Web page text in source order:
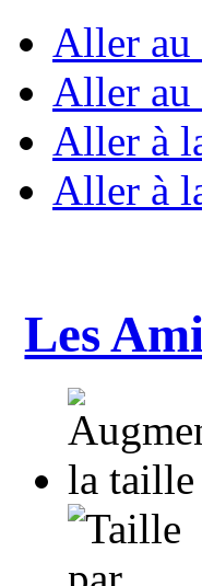
Aller au
Aller au
Aller à
Aller à
Les